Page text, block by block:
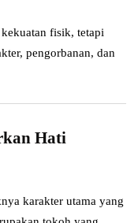
fisik, tetapi
pengorbanan, dan
Hati
karakter utama yang